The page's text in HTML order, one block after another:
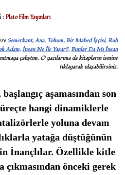
: Plato Film Yayınları
Semerkant,Ana, Tohum, Bir Mabed İşçisi, Ruh
Adam,İnsan Ne İle Yaşar?, Bunlar Da Mı İnsan
çalıştım. O yazılarıma da kitapların ismine
tıklayarak ulaşabilirsiniz.
aşamasından son
hangi dinamiklerle
yoluna devam
yatağa düştüğünün
İnançlılar. Özellikle kitle
önceki gerek